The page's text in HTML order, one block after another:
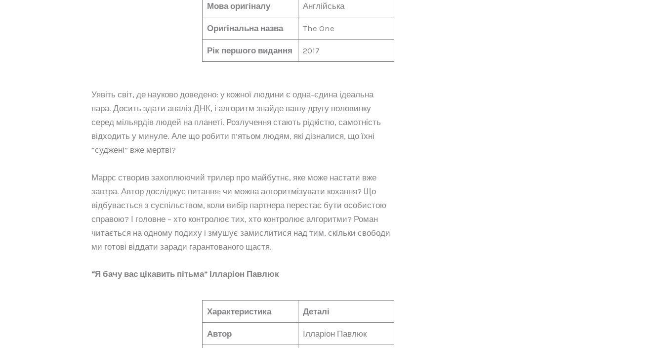
Мова оригіналу Англійська
Оригінальна назва The One
Рік першого видання 2017
Уявіть світ, де науково доведено: у кожної людини є одна-єдина ідеальна
пара. Досить здати аналіз ДНК, і алгоритм знайде вашу другу половинку
серед мільярдів людей на планеті. Розлучення стають рідкістю, самотність
відходить у минуле. Але що робити п’ятьом людям, які дізналися, що їхні
“суджені” вже мертві?
Маррс створив захоплюючий трилер про майбутнє, яке може настати вже
завтра. Автор досліджує питання: чи можна алгоритмізувати кохання? Що
відбувається з суспільством, коли вибір партнера перестає бути особистою
справою? І головне – хто контролює тих, хто контролює алгоритми? Роман
читається на одному подиху і змушує замислитися над тим, скільки свободи
ми готові віддати заради гарантованого щастя.
“Я бачу вас цікавить пітьма” Ілларіон Павлюк
Характеристика Деталі
Автор Ілларіон Павлюк